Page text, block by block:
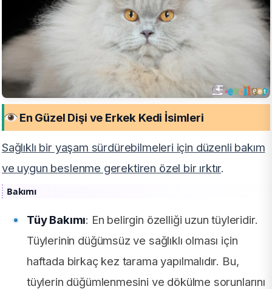
En Güzel Dişi ve Erkek Kedi İsimleri
Sağlıklı bir yaşam sürdürebilmeleri için düzenli bakım
ve uygun beslenme gerektiren özel bir ırktır.
Bakımı
Tüy Bakımı: En belirgin özelliği uzun tüyleridir.
Tüylerinin düğümsüz ve sağlıklı olması için
haftada birkaç kez tarama yapılmalıdır. Bu,
tüylerin düğümlenmesini ve dökülme sorunlarını